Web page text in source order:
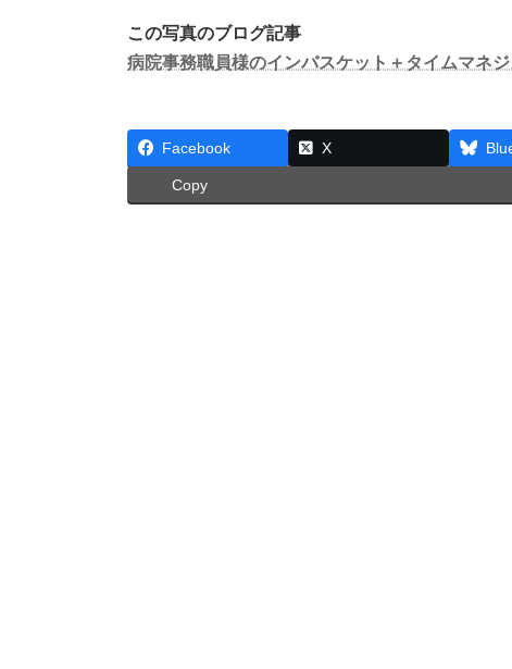
この写真のブログ記事
病院事務職員様のインバスケット＋タイムマネ
Facebook X
Copy